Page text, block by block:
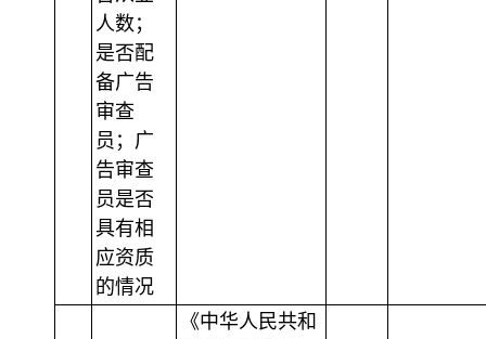
人数；
是否配
备广告
审查
员；广
告审查
员是否
具有相
应资质
的情况
《中华人民共和